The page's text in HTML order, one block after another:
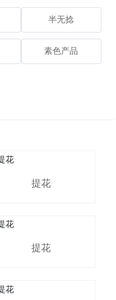
半无捻
素色产品
提花
提花